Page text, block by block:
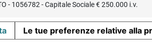
- 1056782 - Capitale Sociale € 250.000 i.v.
Le tue preferenze relative alla